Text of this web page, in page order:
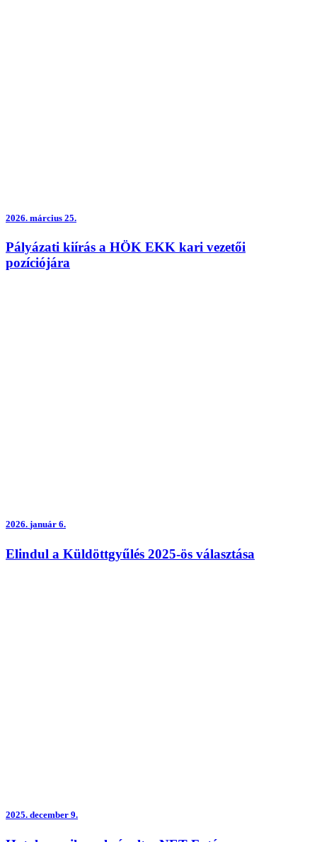
2026. március 25.
Pályázati kiírás a HÖK EKK kari vezetői
pozíciójára
2026. január 6.
Elindul a Küldöttgyűlés 2025-ös választása
2025. december 9.